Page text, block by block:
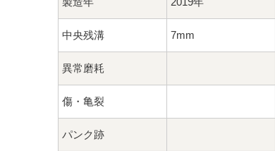
中央残溝 7mm
異常磨耗
傷・亀裂
パンク跡